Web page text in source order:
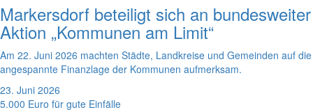
Markersdorf beteiligt sich an bundesweiter
Aktion „Kommunen am Limit“
Am 22. Juni 2026 machten Städte, Landkreise und Gemeinden auf die
angespannte Finanzlage der Kommunen aufmerksam.
23. Juni 2026
5.000 Euro für gute Einfälle